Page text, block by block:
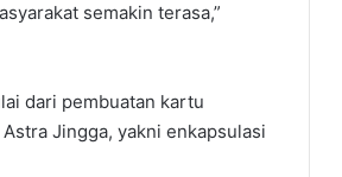
semakin terasa,”
dari pembuatan kartu
Jingga, yakni enkapsulasi